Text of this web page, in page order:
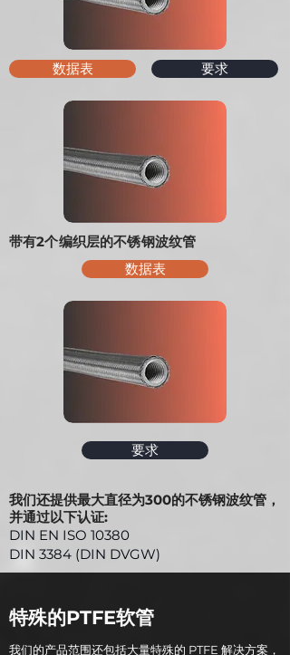
数据表 要求
带有2个编织层的不锈钢波纹管
数据表
要求
我们还提供最大直径为300的不锈钢波纹管，
并通过以下认证:
DIN EN ISO 10380
DIN 3384 (DIN DVGW)
特殊的PTFE软管
我们的产品范围还包括大量特殊的 PTFE 解决方案，